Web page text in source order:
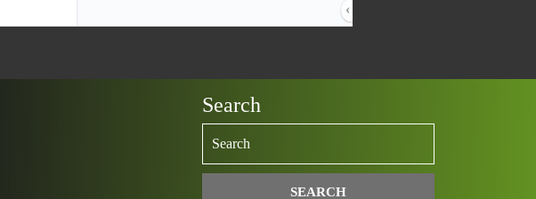
Search